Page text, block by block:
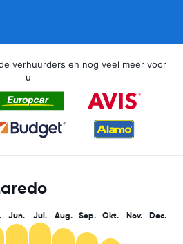
verhuurders en nog veel meer voor
u
Jun. Jul. Aug. Sep. Okt. Nov. Dec.